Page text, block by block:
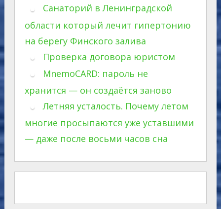
Санаторий в Ленинградской
области который лечит гипертонию
на берегу Финского залива
Проверка договора юристом
MnemoCARD: пароль не
хранится — он создаётся заново
Летняя усталость. Почему летом
многие просыпаются уже уставшими
— даже после восьми часов сна